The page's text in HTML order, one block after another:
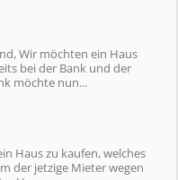
Wir möchten ein Haus
bei der Bank und der
möchte nun...
Haus zu kaufen, welches
der jetzige Mieter wegen